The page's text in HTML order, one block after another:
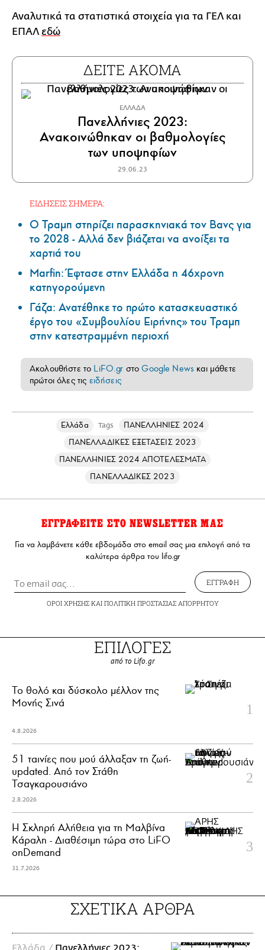
Αναλυτικά τα στατιστικά στοιχεία για τα ΓΕΛ και
ΕΠΑΛ εδώ
ΔΕΙΤΕ ΑΚΟΜΑ
ΕΛΛΑΔΑ
Πανελλήνιες 2023:
Ανακοινώθηκαν οι βαθμολογίες
των υποψηφίων
29.06.23
ΕΙΔΗΣΕΙΣ ΣΗΜΕΡΑ:
Ο Τραμπ στηρίζει παρασκηνιακά τον Βανς για
το 2028 - Αλλά δεν βιάζεται να ανοίξει τα
χαρτιά του
Marfin: Έφτασε στην Ελλάδα η 46χρονη
κατηγορούμενη
Γάζα: Ανατέθηκε το πρώτο κατασκευαστικό
έργο του «Συμβουλίου Ειρήνης» του Τραμπ
στην κατεστραμμένη περιοχή
Ακολουθήστε το LiFO.gr στοGoogle News και μάθετε
πρώτοι όλες τις ειδήσεις
Ελλάδα Tags
ΠΑΝΕΛΛΗΝΙΕΣ 2024
ΠΑΝΕΛΛΑΔΙΚΕΣ ΕΞΕΤΑΣΕΙΣ 2023
ΠΑΝΕΛΛΗΝΙΕΣ 2024 ΑΠΟΤΕΛΕΣΜΑΤΑ
ΠΑΝΕΛΛΑΔΙΚΕΣ 2023
ΕΓΓΡΑΦΕΙΤΕ ΣΤΟ NEWSLETTER ΜΑΣ
Για να λαμβάνετε κάθε εβδομάδα στο email σας μια επιλογή από τα
καλύτερα άρθρα του lifo.gr
ΕΓΓΡΑΦΗ
ΟΡΟΙ ΧΡΗΣΗΣΚΑΙ ΠΟΛΙΤΙΚΗ ΠΡΟΣΤΑΣΙΑΣ ΑΠΟΡΡΗΤΟΥ
ΕΠΙΛΟΓΕΣ
από το Lifo.gr
Το θολό και δύσκολο μέλλον της
Μονής Σινά
4.8.2026
51 ταινίες που μού άλλαξαν τη ζωή-
updated. Aπό τον Στάθη
Τσαγκαρουσιάνο
2.8.2026
Η Σκληρή Αλήθεια για τη Μαλβίνα
Κάραλη - Διαθέσιμη τώρα στo LiFO
onDemand
31.7.2026
ΣΧΕΤΙΚΑ ΑΡΘΡΑ